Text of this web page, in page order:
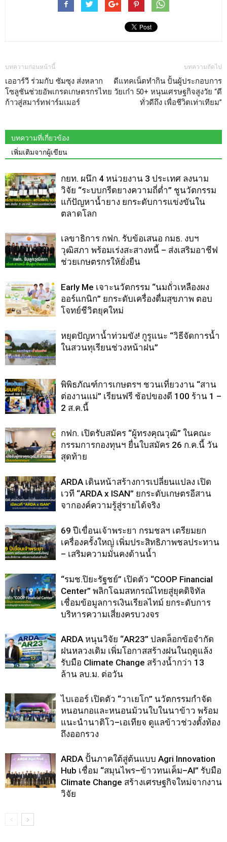
บทความก่อนหน้านี้
เออาร์วี ร่วมกับ ซัมซุง ส่งหลาก
โซลูชันช่วยอัพเกรดเกษตรกรไทย
ก้าวสู่สมาร์ทฟาร์มเมอร์
บทความถัดไป
ดีแทคเน็ตทำกิน ปั้นผู้ประกอบการ
วัยเก๋า 50+ หนุนเศรษฐกิจสูงวัย “ดี
ทั่วดีถึง เพื่อชีวิตเท่าเทียม”
บทความที่เกี่ยวข้อง
เพิ่มเติมจากผู้เขียน
กยท. ผนึก 4 หน่วยงาน 3 ประเทศ ลงนาม
วิจัย “ระบบกรีดยางความถี่ต่ำ” ชูนวัตกรรม
แก้ปัญหาน้ำยาง ยกระดับการแข่งขันใน
ตลาดโลก
เลขาธิการ กฟก. รับข้อเสนอ กมธ. งบฯ
วุฒิสภา พร้อมเร่งสะสางหนี้ – ส่งเสริมอาชีฟ
ช่วยเกษตรกรให้ยั่งยืน
Early Me เจาะนวัตกรรม “นมถั่วเหลืองผง
ออร์แกนิก” ยกระดับเครื่องดื่มสุขภาพ ตอบ
โจทย์ชีวิตยุคใหม่
หยุดปัญหาน้ำท่วมขัง! กูรูแนะ “วิธีจัดการน้ำ
ในสวนทุเรียนช่วงหน้าฝน”
พิพิธภัณฑ์การเกษตรฯ ชวนเที่ยวงาน “สาน
ต่องานแม่” เรียนฟรี ช้อปของดี 100 ร้าน 1 –
2 ส.ค.นี้
กฟก. เปิดรับสมัคร “ผู้ทรงคุณวุฒิ” ในคณะ
กรรมการกองทุนฯ ยื่นใบสมัคร 26 ก.ค.นี้ วัน
สุดท้าย
ARDA เดินหน้าสร้างการเปลี่ยนแปลง เปิด
เวที “ARDA x ISAN” ยกระดับเกษตรอีสาน
จากองค์ความรู้สู่รายได้จริง
69 ปีเขื่อนเจ้าพระยา กรมชลฯ เตรียมยก
เครื่องครั้งใหญ่ เพิ่มประสิทธิภาพชลประทาน
– เสริมความมั่นคงด้านน้ำ
“รมช.ปิยะรัฐชย์” เปิดตัว “COOP Financial
Center” พลิกโฉมสหกรณ์ไทยสู่ยุคดิจิทัล
เชื่อมข้อมูลการเงินเรียลไทม์ ยกระดับการ
บริหารความเสี่ยงครบวงจร
ARDA หนุนวิจัย “AR23” ปลดล็อกข้อจำกัด
ฝนหลวงเดิม เพิ่มโอกาสสร้างฝนในฤดูแล้ง
รับมือ Climate Change สร้างน้ำกว่า 13
ล้าน ลบ.ม. ต่อวัน
ไบเออร์ เปิดตัว “วาเยโก” นวัตกรรมกำจัด
หนอนกอและหนอนม้วนใบในนาข้าว พร้อม
แนะนำนาติโว–เอเทียจ ดูแลข้าวช่วงตั้งท้อง
ถึงออกรวง
ARDA ปั้นภาคใต้สู่ต้นแบบ Agri Innovation
Hub เชื่อม “สมุนไพร–ข้าวทนเค็ม–AI” รับมือ
Climate Change สร้างเศรษฐกิจใหม่จากงาน
วิจัย